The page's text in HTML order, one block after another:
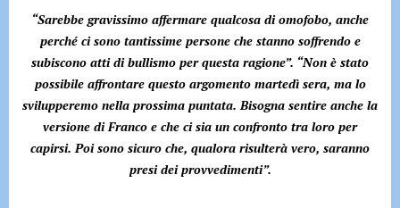
“Sarebbe gravissimo affermare qualcosa di omofobo, anche
perché ci sono tantissime persone che stanno soffrendo e
subiscono atti di bullismo per questa ragione”. “Non è stato
possibile affrontare questo argomento martedì sera, ma lo
svilupperemo nella prossima puntata. Bisogna sentire anche la
versione di Franco e che ci sia un confronto tra loro per
capirsi. Poi sono sicuro che, qualora risulterà vero, saranno
presi dei provvedimenti”.